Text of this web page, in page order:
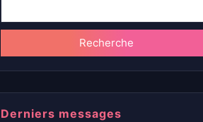
Recherche
Derniers messages